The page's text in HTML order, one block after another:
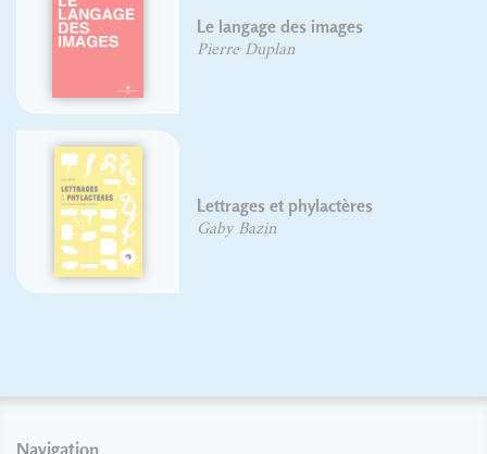
Le langage des images
Pierre Duplan
Lettrages et phylactères
Gaby Bazin